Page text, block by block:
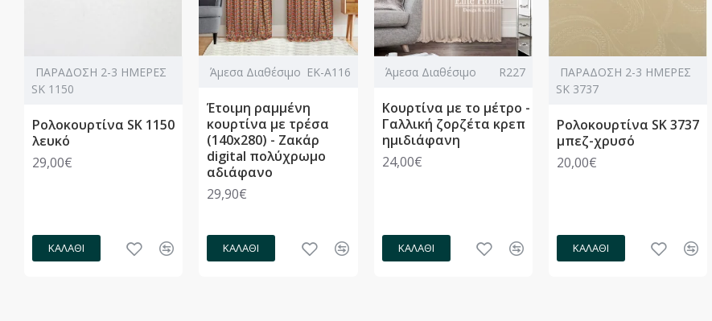
ΠΑΡΑΔΟΣΗ 2-3 ΗΜΕΡΕΣ
SK 1150
Ρολοκουρτίνα SK 1150
λευκό
29,00€
ΚΑΛΆΘΙ
Άμεσα Διαθέσιμο ΕΚ-Α116
Έτοιμη ραμμένη
κουρτίνα με τρέσα
(140x280) - Ζακάρ
digital πολύχρωμο
αδιάφανο
29,90€
ΚΑΛΆΘΙ
Άμεσα Διαθέσιμο R227
Κουρτίνα με το μέτρο -
Γαλλική ζορζέτα κρεπ
ημιδιάφανη
24,00€
ΚΑΛΆΘΙ
ΠΑΡΑΔΟΣΗ 2-3 ΗΜΕΡΕΣ
SK 3737
Ρολοκουρτίνα SK 3737
μπεζ-χρυσό
20,00€
ΚΑΛΆΘΙ